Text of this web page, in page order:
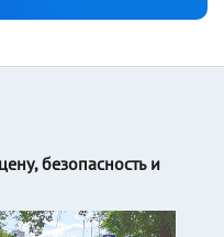
безопасность и